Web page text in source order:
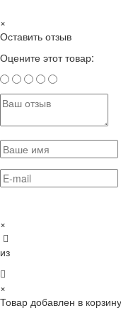
×
Оставить отзыв
Оцените этот товар:
×
из
×
Товар добавлен в корзину